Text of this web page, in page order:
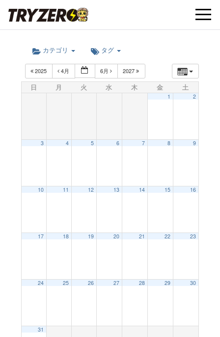
t
カテゴリ タグ
2025 4月 6月 2027
日 月 火 水 木 金 土
1 2
3 4 5 6 7 8 9
10 11 12 13 14 15 16
17 18 19 20 21 22 23
24 25 26 27 28 29 30
31